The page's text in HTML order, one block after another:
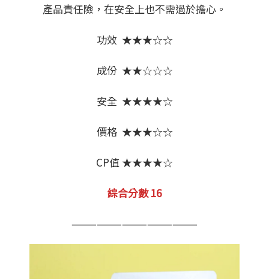
產品責任險，在安全上也不需過於擔心。
功效 ★★★☆☆
成份 ★★☆☆☆
安全 ★★★★☆
價格 ★★★☆☆
CP值 ★★★★☆
綜合分數 16
———————————————